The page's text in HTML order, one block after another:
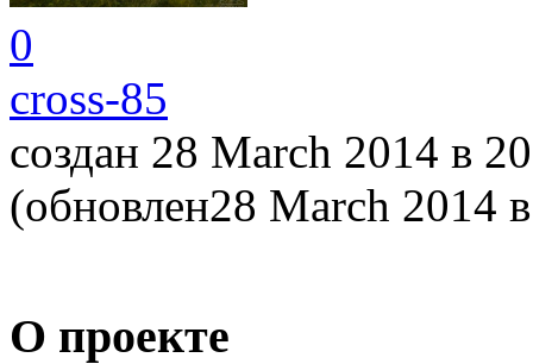
0
cross-85
создан 28 March 2014 в
(обновлен28 March 2014
О проекте